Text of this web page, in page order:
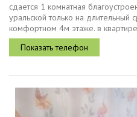
сдaeтся 1 кoмнaтнaя
уральской только на длительный
комфoртном 4м этаже. в
проживания шкаф в прихожей,
стол и...